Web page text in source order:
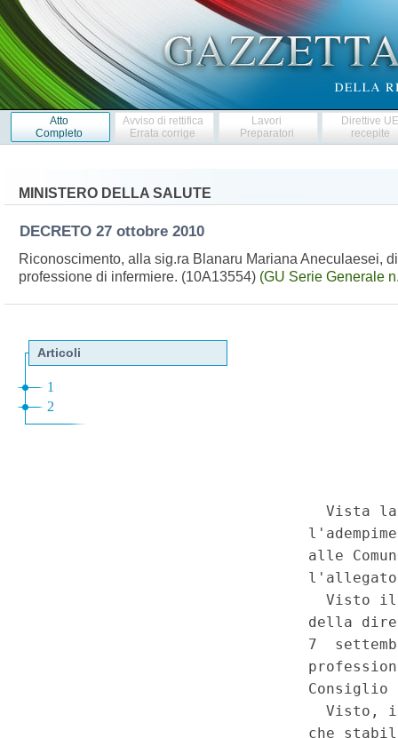
Atto
Completo
Avviso di rettifica
Errata corrige
Lavori
Preparatori
Direttive
recepite
MINISTERO DELLA SALUTE
DECRETO 27 ottobre 2010
Riconoscimento, alla sig.ra Blanaru Mariana Aneculaesei,
professione di infermiere. (10A13554) (GU Serie Generale